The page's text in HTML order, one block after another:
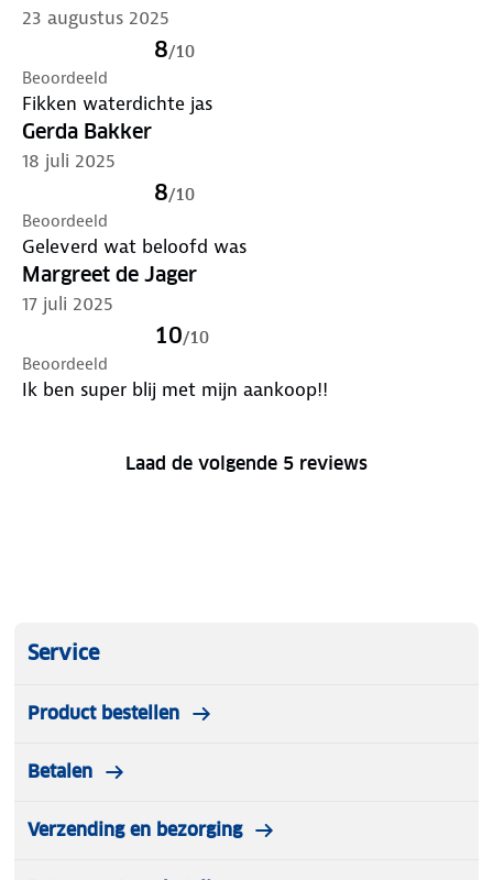
23 augustus 2025
8/10
Beoordeeld
Fikken waterdichte jas
Gerda Bakker
18 juli 2025
8/10
Beoordeeld
Geleverd wat beloofd was
Margreet de Jager
17 juli 2025
10/10
Beoordeeld
Ik ben super blij met mijn aankoop!!
Laad de volgende 5 reviews
Service
Product bestellen
Betalen
Verzending en bezorging